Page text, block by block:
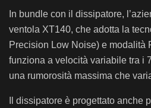
In bundle con il dissipatore,
ventola XT140, che adotta la
Precision Low Noise) e modalità
funziona a velocità variabile tra i
una rumorosità massima che
Il dissipatore è progettato anche